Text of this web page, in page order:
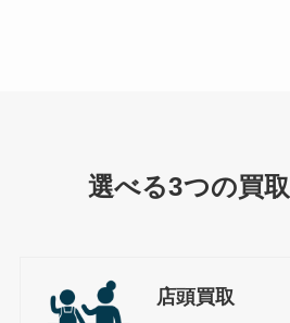
選べる3つの買
店頭買取